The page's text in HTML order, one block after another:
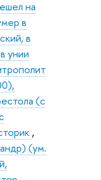
на
в
в
унии
(с
,
(ум.